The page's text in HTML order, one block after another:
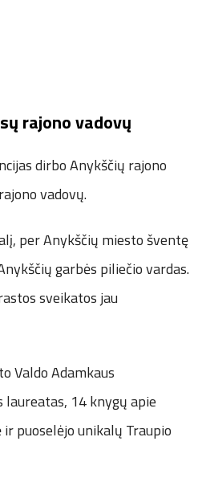
rajono vadovų
dirbo Anykščių rajono
vadovų.
per Anykščių miesto šventę
garbės piliečio vardas.
sveikatos jau
Valdo Adamkaus
14 knygų apie
puoselėjo unikalų Traupio